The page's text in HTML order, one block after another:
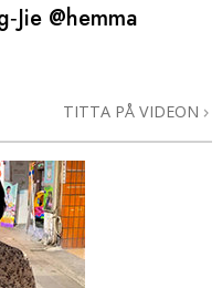
@hemma
TITTA PÅ VIDEON